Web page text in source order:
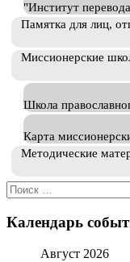
"Институт
Памятка для лиц,
Миссионерские
Школа
Карта
Методические
Искать:
Календарь
Август 2026